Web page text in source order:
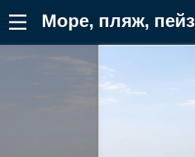
Море, пляж, пейзаж, отдых, природа Заставка на телефон